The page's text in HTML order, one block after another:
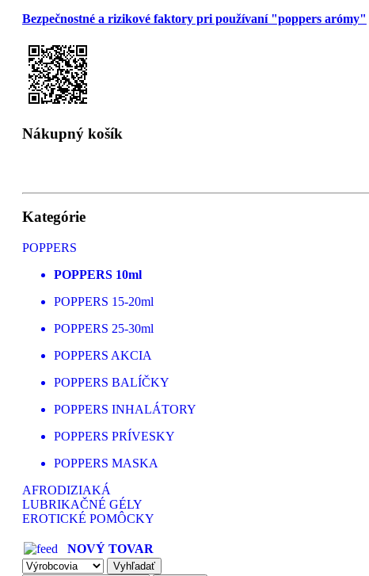
Bezpečnostné a rizikové faktory pri používaní "poppers arómy"
Nákupný košík
Kategórie
POPPERS
POPPERS 10ml
POPPERS 15-20ml
POPPERS 25-30ml
POPPERS AKCIA
POPPERS BALÍČKY
POPPERS INHALÁTORY
POPPERS PRÍVESKY
POPPERS MASKA
AFRODIZIAKÁ
LUBRIKAČNÉ GÉLY
EROTICKÉ POMÔCKY
NOVÝ TOVAR